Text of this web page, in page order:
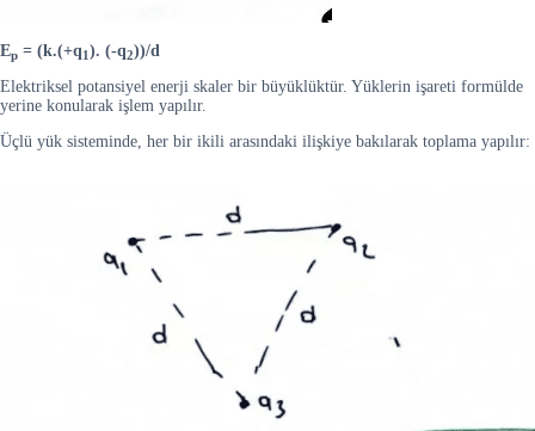
Ep = (k.(+q1 ). (-q2))/d
Elektriksel potansiyel enerji skaler bir büyüklüktür. Yüklerin işareti formülde
yerine konularak işlem yapılır.
Üçlü yük sisteminde, her bir ikili arasındaki ilişkiye bakılarak toplama yapılır: